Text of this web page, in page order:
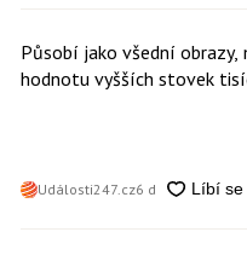
Působí jako všední
hodnotu vyšších stovek
Události247.cz6 d